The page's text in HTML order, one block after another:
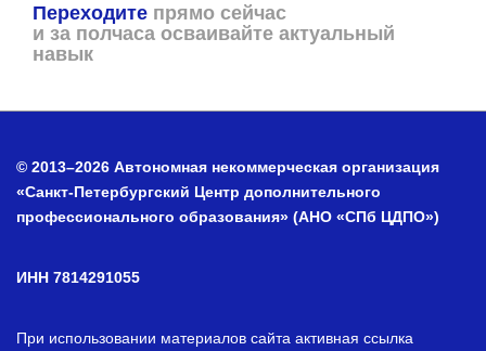
Переходите прямо сейчас
и за полчаса осваивайте актуальный
навык
© 2013–2026 Автономная некоммерческая организация
«Санкт-Петербургский Центр дополнительного
профессионального образования» (АНО «СПб ЦДПО»)
ИНН 7814291055
При использовании материалов сайта активная ссылка